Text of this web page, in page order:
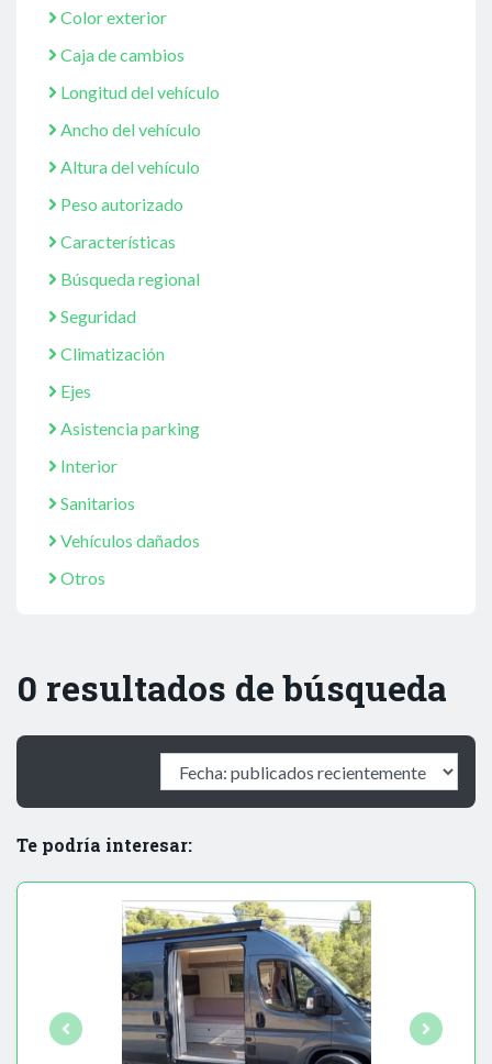
Color exterior
Caja de cambios
Longitud del vehículo
Ancho del vehículo
Altura del vehículo
Peso autorizado
Características
Búsqueda regional
Seguridad
Climatización
Ejes
Asistencia parking
Interior
Sanitarios
Vehículos dañados
Otros
0 resultados de búsqueda
Te podría interesar: